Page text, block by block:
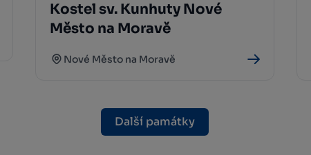
Kostel sv. Kunhuty Nové
Město na Moravě
Nové Město na Moravě
Další památky